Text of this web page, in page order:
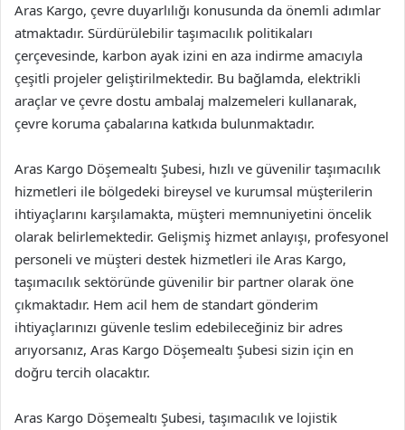
Aras Kargo, çevre duyarlılığı konusunda da önemli adımlar
atmaktadır. Sürdürülebilir taşımacılık politikaları
çerçevesinde, karbon ayak izini en aza indirme amacıyla
çeşitli projeler geliştirilmektedir. Bu bağlamda, elektrikli
araçlar ve çevre dostu ambalaj malzemeleri kullanarak,
çevre koruma çabalarına katkıda bulunmaktadır.
Aras Kargo Döşemealtı Şubesi, hızlı ve güvenilir taşımacılık
hizmetleri ile bölgedeki bireysel ve kurumsal müşterilerin
ihtiyaçlarını karşılamakta, müşteri memnuniyetini öncelik
olarak belirlemektedir. Gelişmiş hizmet anlayışı, profesyonel
personeli ve müşteri destek hizmetleri ile Aras Kargo,
taşımacılık sektöründe güvenilir bir partner olarak öne
çıkmaktadır. Hem acil hem de standart gönderim
ihtiyaçlarınızı güvenle teslim edebileceğiniz bir adres
arıyorsanız, Aras Kargo Döşemealtı Şubesi sizin için en
doğru tercih olacaktır.
Aras Kargo Döşemealtı Şubesi, taşımacılık ve lojistik